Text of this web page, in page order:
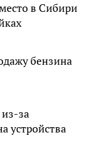
в Сибири
бензина
за
устройства